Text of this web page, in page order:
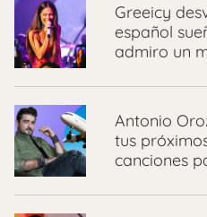
Greeicy
español
admiro un
Antonio
tus
canciones